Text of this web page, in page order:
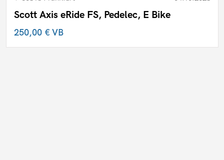
Scott Axis eRide FS, Pedelec, E Bike
250,00 €VB